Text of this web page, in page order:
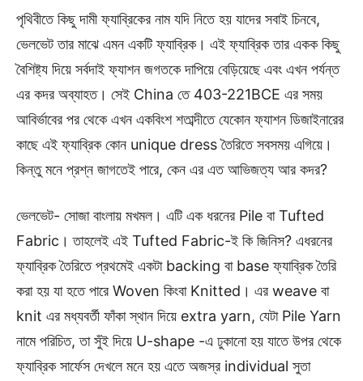
পৃথিবীতে কিছু দামী ফ্যাব্রিকের নাম যদি নিতে হয় যাদের সবাই চিনবে,
ভেলভেট তার মাঝে এমন একটি ফ্যাব্রিক। এই ফ্যাব্রিক তার একক কিছু
বৈশিষ্ট্য দিয়ে সর্বদাই ফ্যাশন জগতকে দাপিয়ে বেড়িয়েছে এবং এখন পর্যন্ত
এর কদর অব্যাহত। সেই China তে 403-221BCE এর সময়
আবির্ভাবের পর থেকে এখন একবিংশ শতাব্দীতে যেকোন ফ্যাশন ডিজাইনারের
কাছে এই ফ্যাব্রিক কোন unique dress তৈরিতে সবসময় এগিয়ে।
কিন্তু মনে প্রশ্ন জাগতেই পারে, কেন এর এত আভিজত্য আর কদর?
ভেলভেট- সোজা বাংলায় মখমল। এটি এক ধরনের Pile বা Tufted
Fabric। তাহলেই এই Tufted Fabric-ই কি জিনিস? এধরনের
ফ্যাব্রিক তৈরিতে প্রথমেই একটা backing বা base ফ্যাব্রিক তৈরি
করা হয় যা হতে পারে Woven কিংবা Knitted। এর weave বা
knit এর মধ্যবর্তী ফাঁকা স্থান দিয়ে extra yarn, যেটা Pile Yarn
নামে পরিচিত, তা সুঁই দিয়ে U-shape -এ ঢুকানো হয় যাতে উপর থেকে
ফ্যাব্রিক সার্ফেস দেখলে মনে হয় এতে অজস্র individual সুতা